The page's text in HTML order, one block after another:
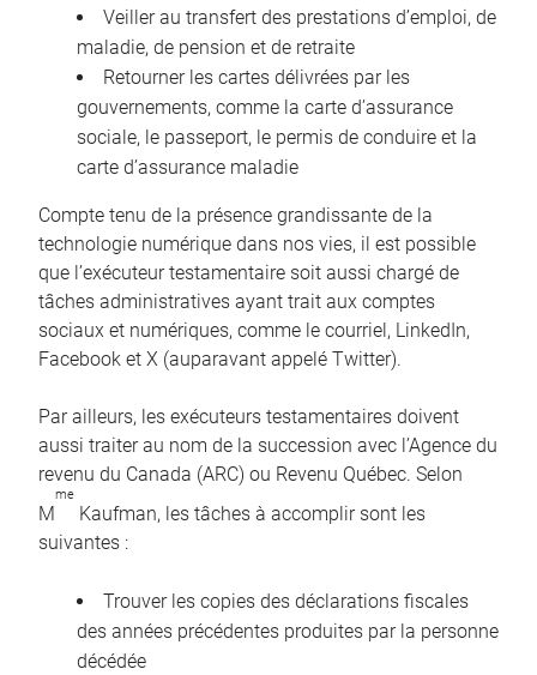
Veiller au transfert des prestations d’emploi, de
maladie, de pension et de retraite
Retourner les cartes délivrées par les
gouvernements, comme la carte d’assurance
sociale, le passeport, le permis de conduire et la
carte d’assurance maladie
Compte tenu de la présence grandissante de la
technologie numérique dans nos vies, il est possible
que l’exécuteur testamentaire soit aussi chargé de
tâches administratives ayant trait aux comptes
sociaux et numériques, comme le courriel, LinkedIn,
Facebook et X (auparavant appelé Twitter).
Par ailleurs, les exécuteurs testamentaires doivent
aussi traiter au nom de la succession avec l’Agence du
revenu du Canada (ARC) ou Revenu Québec. Selon
M
me
Kaufman, les tâches à accomplir sont les
suivantes :
Trouver les copies des déclarations fiscales
des années précédentes produites par la personne
décédée